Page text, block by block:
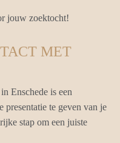
jouw zoektocht!
MET
Enschede is een
te geven van je
stap om een juiste